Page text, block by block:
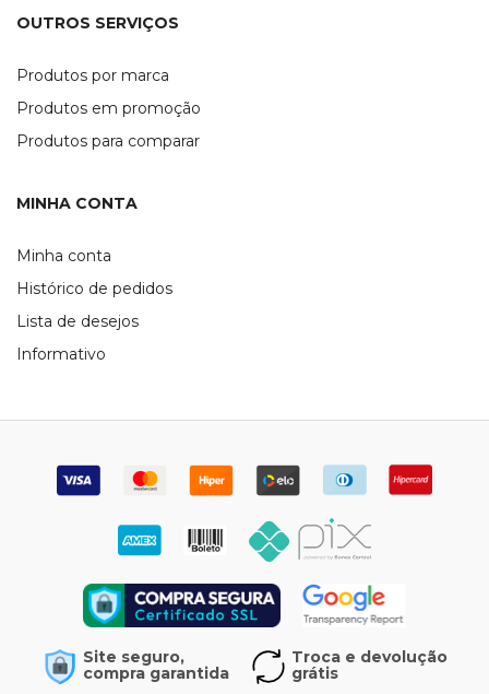
OUTROS SERVIÇOS
Produtos por marca
Produtos em promoção
Produtos para comparar
MINHA CONTA
Minha conta
Histórico de pedidos
Lista de desejos
Informativo
Site seguro,
compra garantida
Troca e devolução
grátis